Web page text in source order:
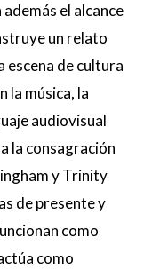
el alcance
un relato
de cultura
la música, la
audiovisual
la consagración
y Trinity
de presente y
como
como